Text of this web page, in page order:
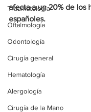
Traumatología
Oftalmología
Odontología
Cirugía general
Hematología
Alergología
Cirugía de la Mano
afecta a un 20% de los
españoles.